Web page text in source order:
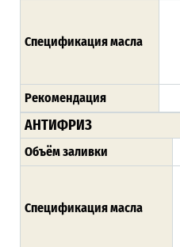
Спецификация масла
Рекомендация
АНТИФРИЗ
Объём заливки
Спецификация масла